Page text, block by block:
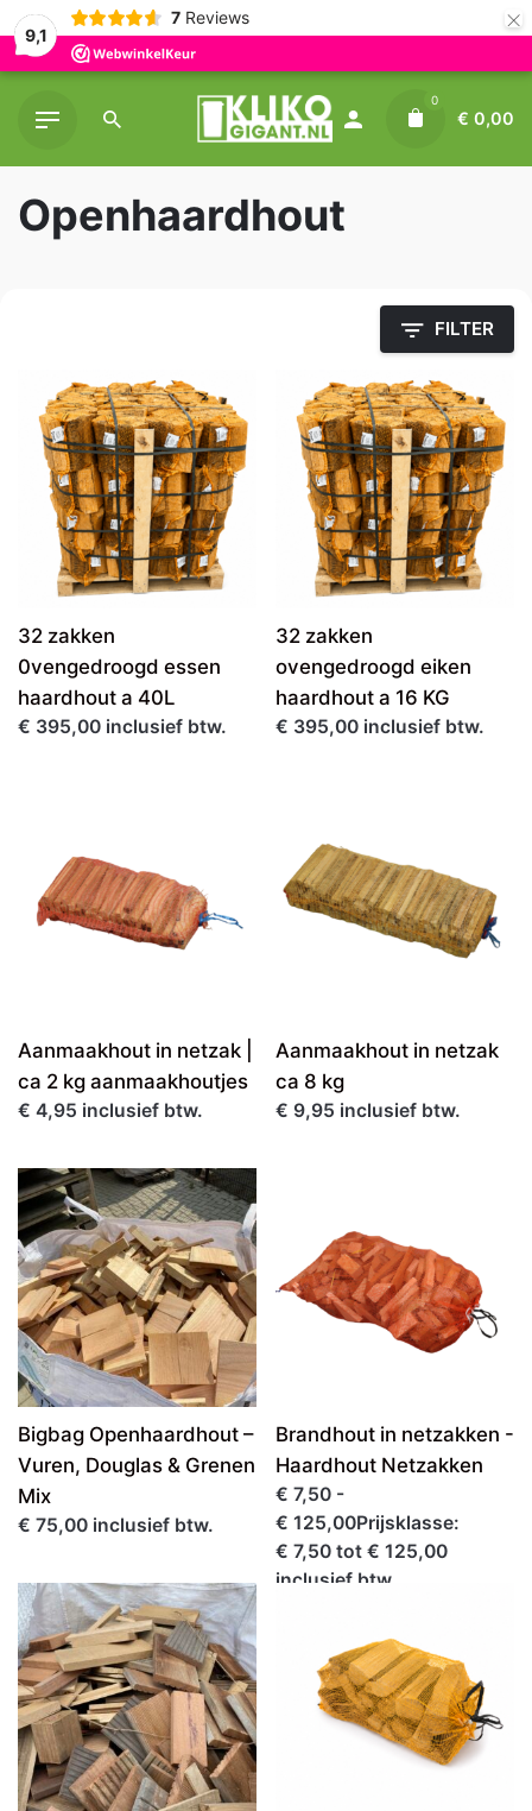
9,1
7 Reviews ×
€ 0,00
0
Openhaardhout
FILTER
32 zakken
0vengedroogd essen
haardhout a 40L
€ 395,00 inclusief btw.
32 zakken
ovengedroogd eiken
haardhout a 16 KG
€ 395,00 inclusief btw.
Aanmaakhout in netzak |
ca 2 kg aanmaakhoutjes
€ 4,95 inclusief btw.
Aanmaakhout in netzak
ca 8 kg
€ 9,95 inclusief btw.
Bigbag Openhaardhout –
Vuren, Douglas & Grenen
Mix
€ 75,00 inclusief btw.
Brandhout in netzakken -
Haardhout Netzakken
€ 7,50 -
€ 125,00Prijsklasse:
€ 7,50 tot € 125,00
inclusief btw.